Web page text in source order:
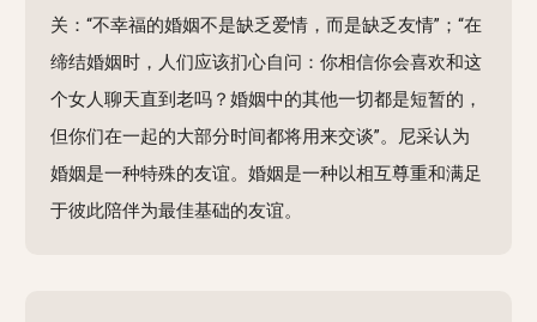
关：“不幸福的婚姻不是缺乏爱情，而是缺乏友情”；“在
缔结婚姻时，人们应该扪心自问：你相信你会喜欢和这
个女人聊天直到老吗？婚姻中的其他一切都是短暂的，
但你们在一起的大部分时间都将用来交谈”。尼采认为
婚姻是一种特殊的友谊。婚姻是一种以相互尊重和满足
于彼此陪伴为最佳基础的友谊。